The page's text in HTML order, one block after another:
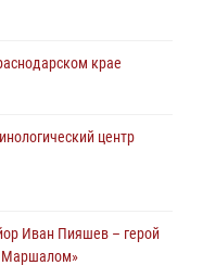
крае
центр
Иван Пияшев – герой
Маршалом»